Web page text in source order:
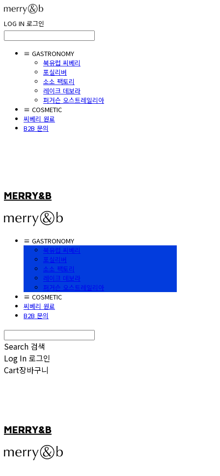
LOG IN 로그인
≡ GASTRONOMY
북유럽 씨베리
포실리버
소소 팩토리
레이크 데보라
퍼거슨 오스트레일리아
≡ COSMETIC
씨베리 원료
B2B 문의
MERRY&B
≡ GASTRONOMY
북유럽 씨베리
포실리버
소소 팩토리
레이크 데보라
퍼거슨 오스트레일리아
≡ COSMETIC
씨베리 원료
B2B 문의
Search 검색
Log In 로그인
Cart장바구니
MERRY&B